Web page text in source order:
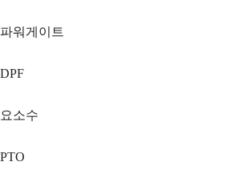
파워게이트
DPF
요소수
PTO